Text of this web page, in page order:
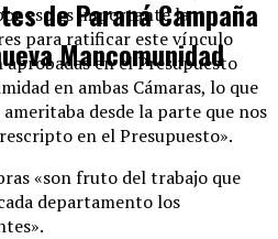
eso es importante la
para ratificar este vínculo
en el Presupuesto
en ambas Cámaras, lo que
desde la parte que nos
en el Presupuesto».
«son fruto del trabajo que
departamento los
de Paraná Campaña
Mancomunidad